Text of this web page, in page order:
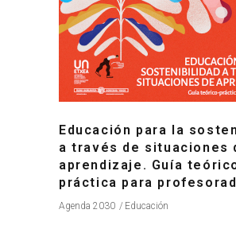
Educación para la
a través de situaciones
aprendizaje. Guía
práctica para
Agenda 2030 Educación